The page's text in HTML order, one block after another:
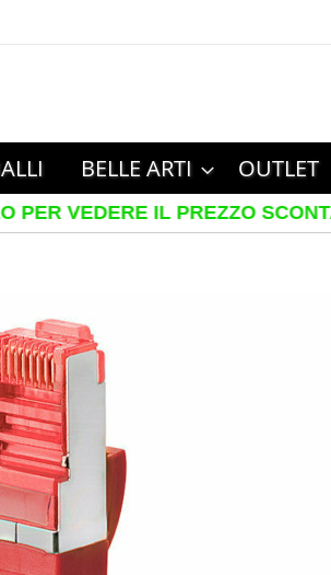
BELLE ARTI OUTLET
IL PREZZO SCONTATO - SU